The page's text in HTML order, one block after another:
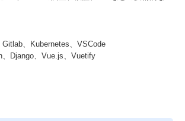
Gitlab、Kubernetes、VSCode
Django、Vue.js、Vuetify